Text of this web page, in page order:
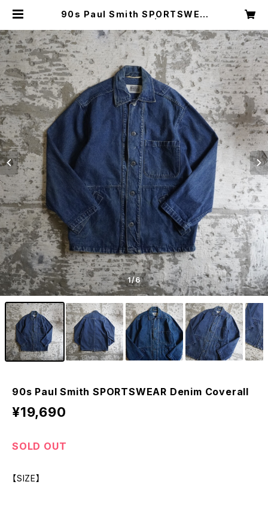
90s Paul Smith SPORTSWEA
1/6
90s Paul Smith SPORTSWEAR Denim Coverall
¥19,690
SOLD OUT
【SIZE】